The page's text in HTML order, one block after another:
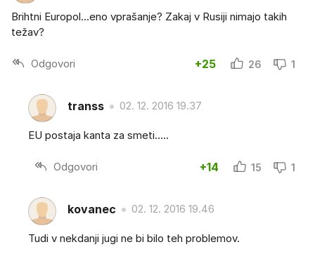
Brihtni Europol...eno vprašanje? Zakaj v Rusiji nimajo takih
težav?
Odgovori +25 26 1
transs 02. 12. 2016 19.37
EU postaja kanta za smeti.....
Odgovori +14 15 1
kovanec 02. 12. 2016 19.46
Tudi v nekdanji jugi ne bi bilo teh problemov.